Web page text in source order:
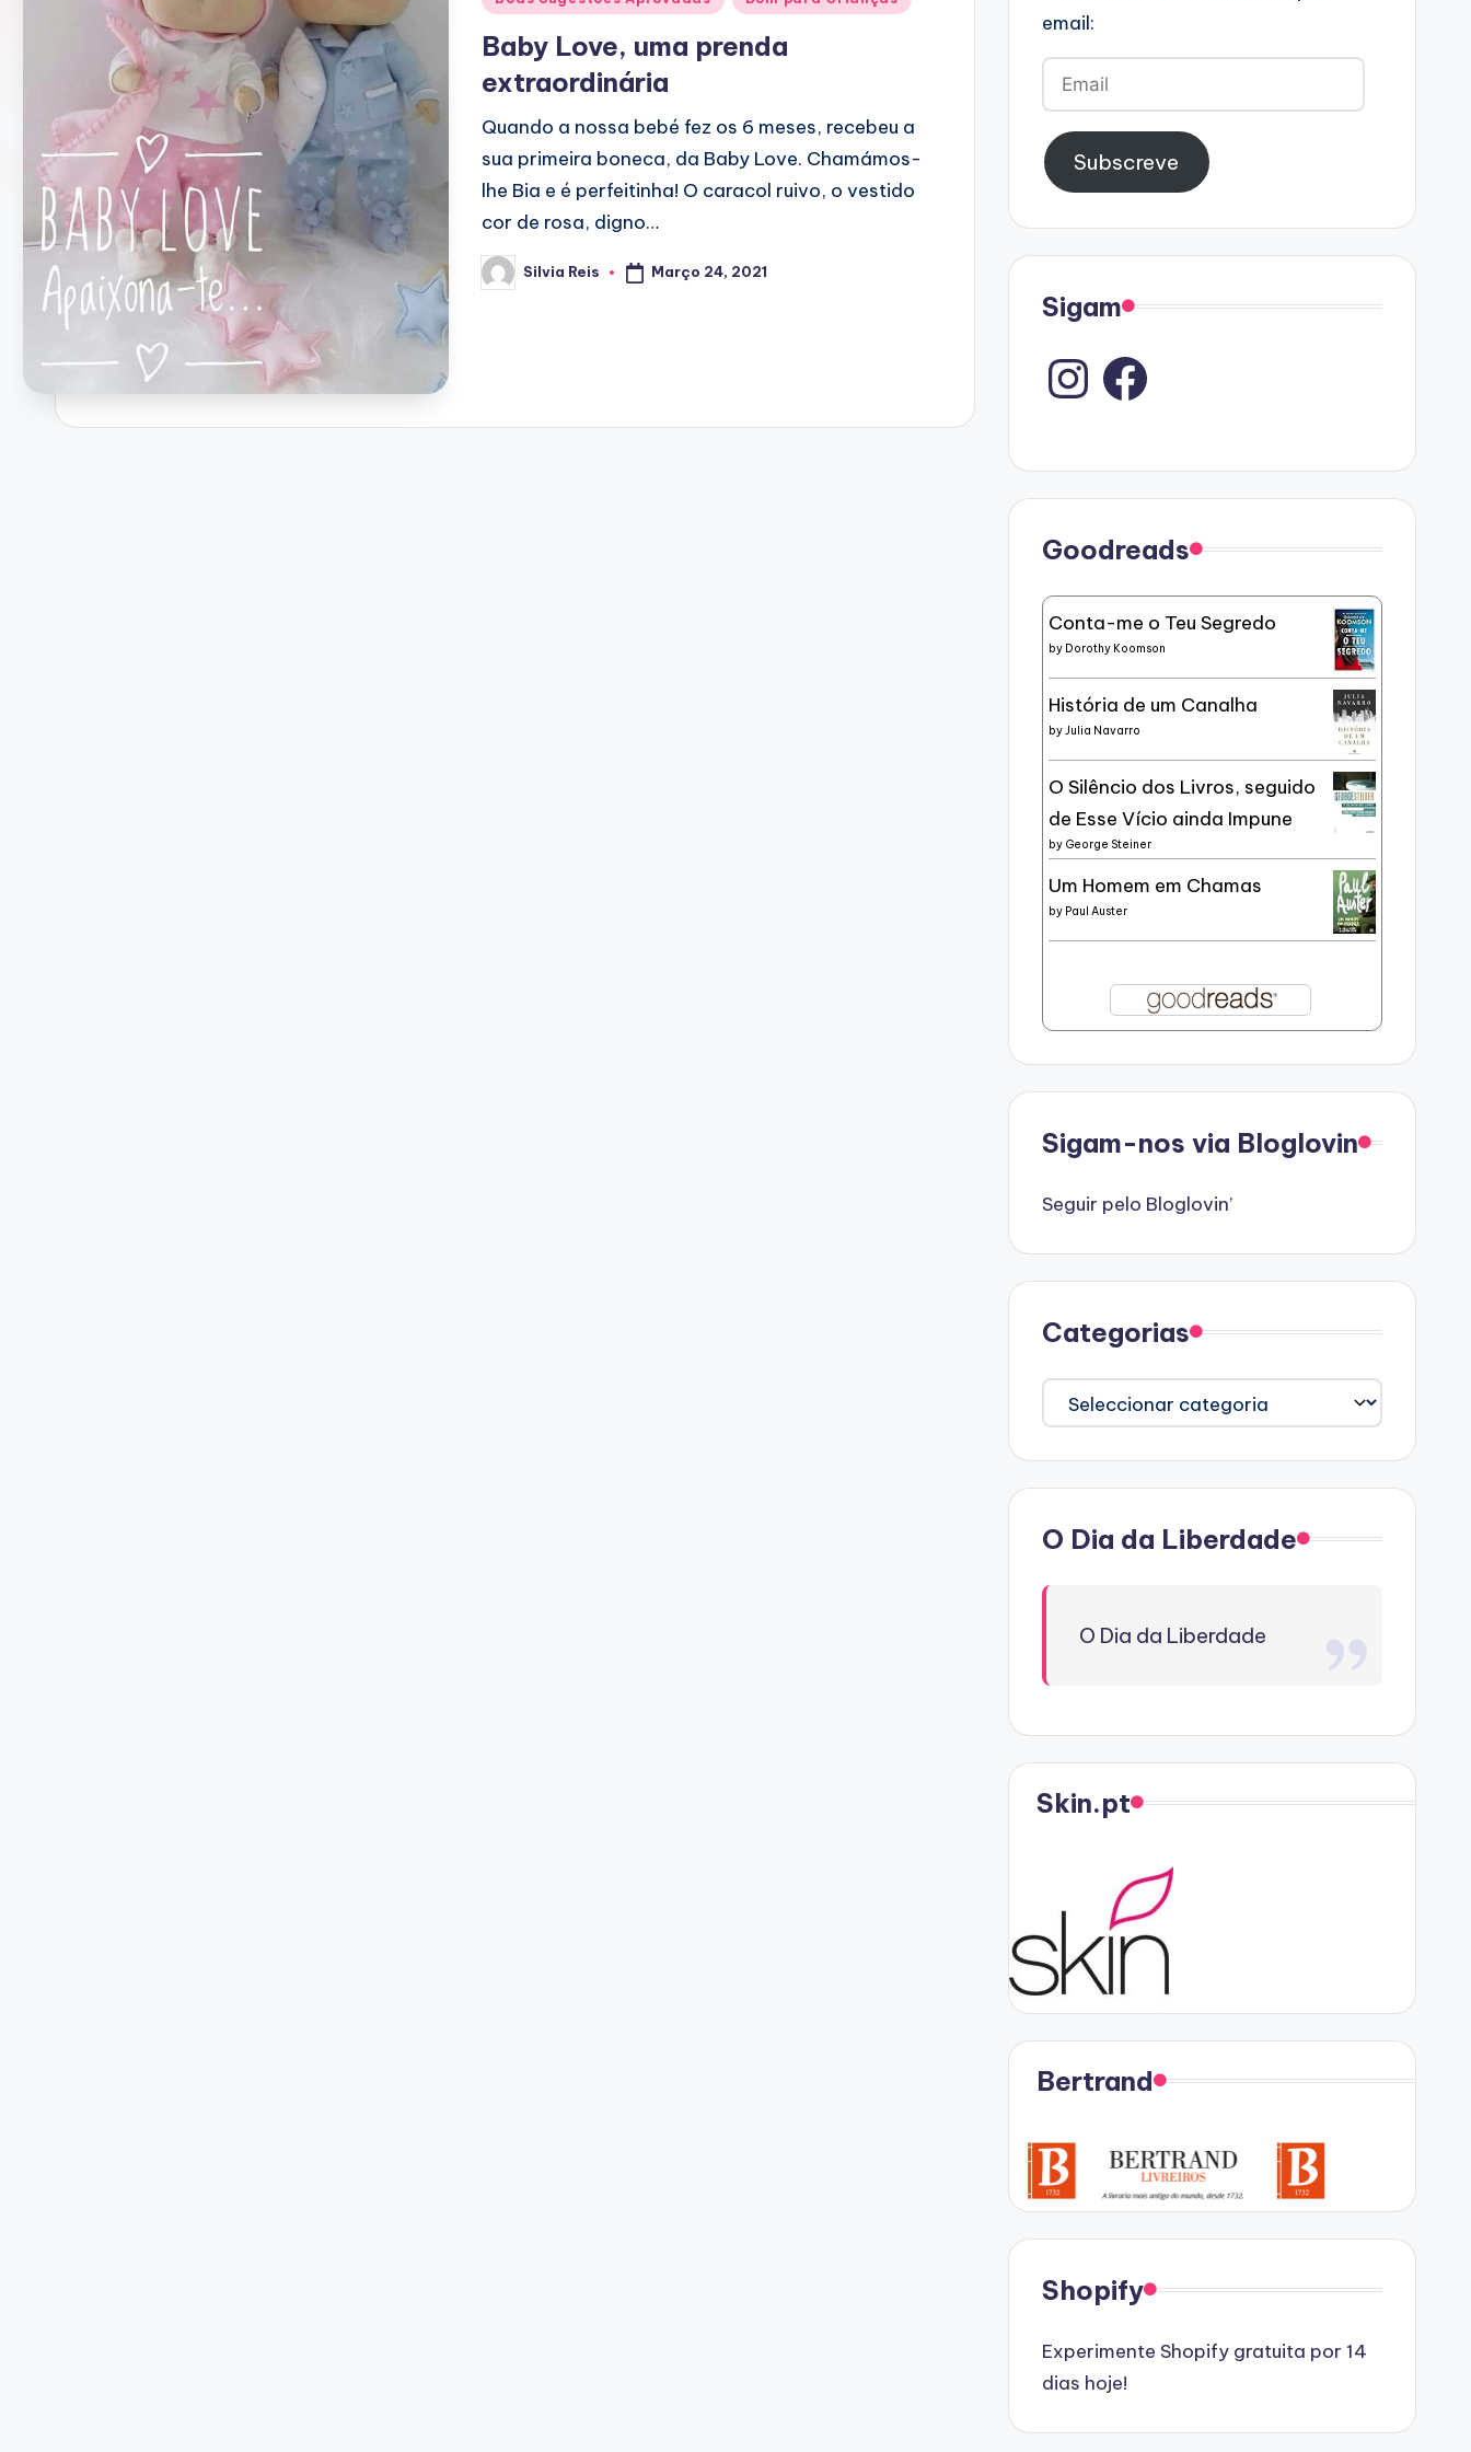
Baby Love, uma prenda
extraordinária
Quando a nossa bebé fez os 6 meses, recebeu a
sua primeira boneca, da Baby Love. Chamámos-
lhe Bia e é perfeitinha! O caracol ruivo, o vestido
cor de rosa, digno…
Posted
by
Silvia Reis Março 24, 2021
email:
Email
Subscreve
Sigam
Instagram
Goodreads
Conta-me o Teu Segredo
by Dorothy Koomson
História de um Canalha
by Julia Navarro
O Silêncio dos Livros, seguido
de Esse Vício ainda Impune
by George Steiner
Um Homem em Chamas
by Paul Auster
Sigam-nos via Bloglovin
Seguir pelo Bloglovin’
Categorias
Categorias
O Dia da Liberdade
O Dia da Liberdade
Skin.pt
Bertrand
Shopify
Experimente Shopify gratuita por 14
dias hoje!